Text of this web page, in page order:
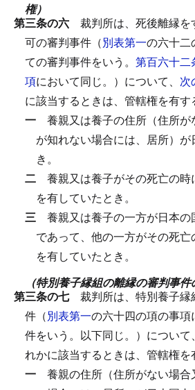
権）
第三条の六 裁判所は、死後離縁
可の審判事件（別表第一の六十二
ての審判事件をいう。 第百六十二
項において同じ。）について、 次
に該当するときは、管轄権を有す
一 養親又は養子の住所（住所
が知れない場合には、居所）が
き。
二 養親又は養子がその死亡の
を有していたとき。
三 養親又は養子の一方が日本
であって、他の一方がその死
を有していたとき。
（特別養子縁組の離縁の審判事件
第三条の七 裁判所は、特別養子
件（別表第一の六十四の項の事
件をいう。以下同じ。）について、
れかに該当するときは、管轄権を
一 養親の住所（住所がない場